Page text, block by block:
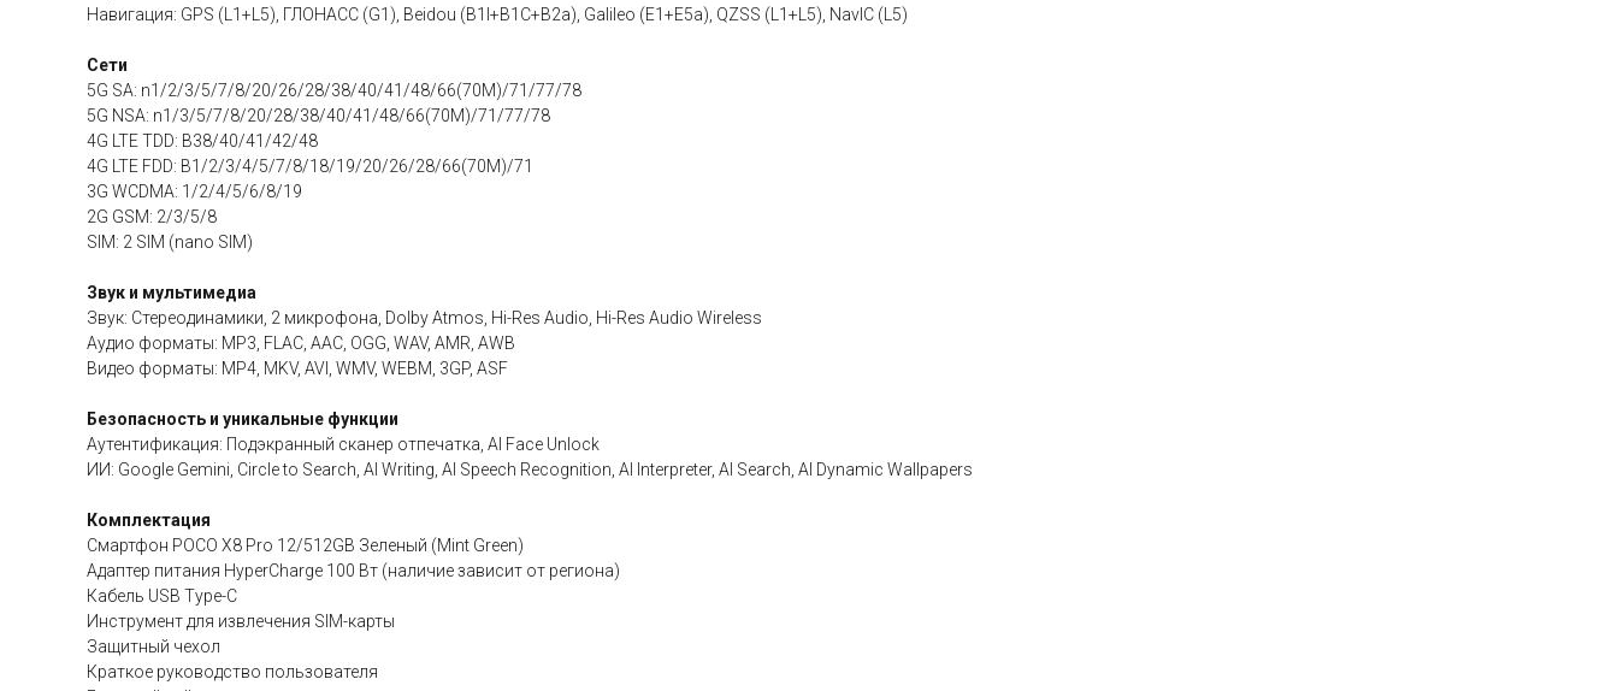
Навигация: GPS (L1+L5), ГЛОНАСС (G1), Beidou (B1I+B1C+B2a), Galileo (E1+E5a), QZSS (L1+L5), NavIC (L5)
Сети
5G SA: n1/2/3/5/7/8/20/26/28/38/40/41/48/66(70M)/71/77/78
5G NSA: n1/3/5/7/8/20/28/38/40/41/48/66(70M)/71/77/78
4G LTE TDD: B38/40/41/42/48
4G LTE FDD: B1/2/3/4/5/7/8/18/19/20/26/28/66(70M)/71
3G WCDMA: 1/2/4/5/6/8/19
2G GSM: 2/3/5/8
SIM: 2 SIM (nano SIM)
Звук и мультимедиа
Звук: Стереодинамики, 2 микрофона, Dolby Atmos, Hi-Res Audio, Hi-Res Audio Wireless
Аудио форматы: MP3, FLAC, AAC, OGG, WAV, AMR, AWB
Видео форматы: MP4, MKV, AVI, WMV, WEBM, 3GP, ASF
Безопасность и уникальные функции
Аутентификация: Подэкранный сканер отпечатка, AI Face Unlock
ИИ: Google Gemini, Circle to Search, AI Writing, AI Speech Recognition, AI Interpreter, AI Search, AI Dynamic Wallpapers
Комплектация
Смартфон POCO X8 Pro 12/512GB Зеленый (Mint Green)
Адаптер питания HyperCharge 100 Вт (наличие зависит от региона)
Кабель USB Type-C
Инструмент для извлечения SIM-карты
Защитный чехол
Краткое руководство пользователя